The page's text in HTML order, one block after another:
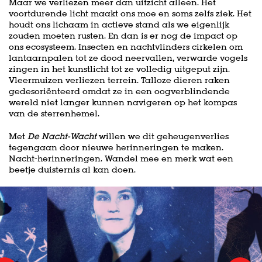
Maar we verliezen meer dan uitzicht alleen. Het
voortdurende licht maakt ons moe en soms zelfs ziek. Het
houdt ons lichaam in actieve stand als we eigenlijk
zouden moeten rusten. En dan is er nog de impact op
ons ecosysteem. Insecten en nachtvlinders cirkelen om
lantaarnpalen tot ze dood neervallen, verwarde vogels
zingen in het kunstlicht tot ze volledig uitgeput zijn.
Vleermuizen verliezen terrein. Talloze dieren raken
gedesoriënteerd omdat ze in een oogverblindende
wereld niet langer kunnen navigeren op het kompas
van de sterrenhemel.
Met De Nacht-Wachtwillen we dit geheugenverlies
tegengaan door nieuwe herinneringen te maken.
Nacht-herinneringen. Wandel mee en merk wat een
beetje duisternis al kan doen.
Overslaan